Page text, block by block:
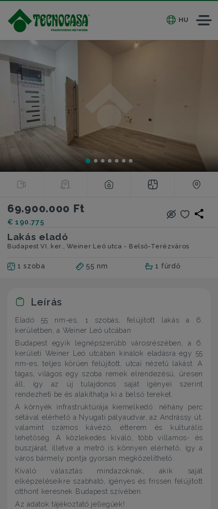
HU
69.900.000 Ft
€ 190.775
Lakás eladó
Budapest VI. ker., Weiner Leó utca - Belső-Terézváros
1 szoba 55 nm 1 fürdő
Leírás
Eladó 55 nm-es, 1 szobás, felújított lakás a 6.
kerületben, a Weiner Leó utcában
Budapest egyik legnépszerűbb városrészében, a 6.
kerületi Weiner Leó utcában kínálok eladásra egy 55
nm-es, teljes körűen felújított, utcai nézetű lakást. A
tágas, világos egy szoba remek elrendezésű, üresen
áll, így az új tulajdonos saját igényei szerint
rendezheti be és alakíthatja ki a belső tereket.
A környék infrastruktúrája kiemelkedő: néhány perc
sétával elérhető a Nyugati pályaudvar, az Andrássy út,
valamint számos kávézó, étterem és kulturális
lehetőség. A közlekedés kiváló, több villamos- és
buszjárat, illetve a metró is könnyen elérhető, így a
város bármely pontja gyorsan megközelíthető.
Kiváló választás mindazoknak, akik saját
elképzeléseikre szabható, igényes és frissen felújított
otthont keresnek Budapest szívében.
Az adatok tájékoztató jellegűek!